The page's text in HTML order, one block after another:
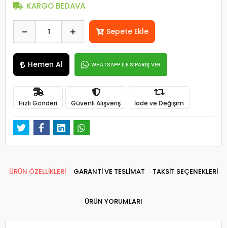
KARGO BEDAVA
Sepete Ekle
Hemen Al WHATSAPP İLE SİPARİŞ VER
Hızlı Gönderi Güvenli Alışveriş İade ve Değişim
ÜRÜN ÖZELLİKLERİ GARANTİ VE TESLİMAT TAKSİT SEÇENEKLERİ
ÜRÜN YORUMLARI